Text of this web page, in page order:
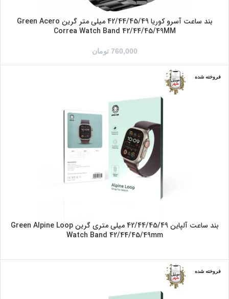
بند ساعت آسرو کوریا 42/44/45/49 میلی متر گرین Green Acero
Correa Watch Band 42/44/45/49MM
760,000 تومان
فروخته شده
بند ساعت آلپاین 42/44/45/49 میلی متری گرین Green Alpine Loop
Watch Band 42/44/45/49mm
فروخته شده